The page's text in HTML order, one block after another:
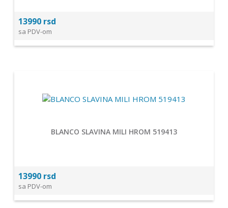
13990 rsd
sa PDV-om
BLANCO SLAVINA MILI HROM 519413
13990 rsd
sa PDV-om